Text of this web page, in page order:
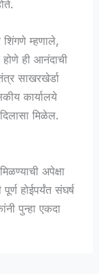
शिंगणे म्हणाले,
ही आनंदाची
साखरखेर्डा
कार्यालये
मिळेल.
अपेक्षा
होईपर्यंत संघर्ष
पुन्हा एकदा